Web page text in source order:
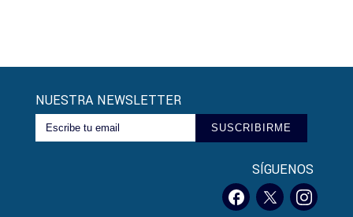
NUESTRA NEWSLETTER
SUSCRIBIRME
SÍGUENOS